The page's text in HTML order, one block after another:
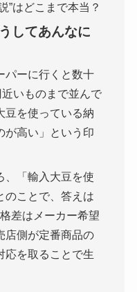
”はどこまで本当？
してあんなに
パーに行くと数十
いものまで並んで
豆を使っている納
が高い」という印
、「輸入大豆を使
のことで、答えは
差はメーカー希望
店側が定番商品の
応を取ることで生